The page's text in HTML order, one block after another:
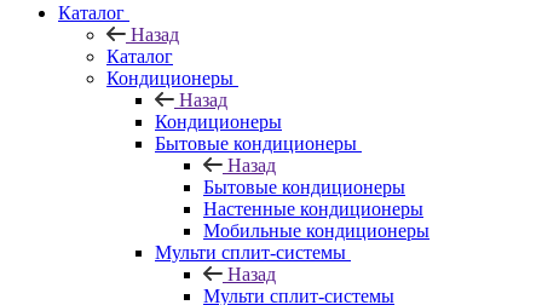
Каталог
Назад
Каталог
Кондиционеры
Назад
Кондиционеры
Бытовые кондиционеры
Назад
Бытовые кондиционеры
Настенные кондиционеры
Мобильные кондиционеры
Мульти сплит-системы
Назад
Мульти сплит-системы